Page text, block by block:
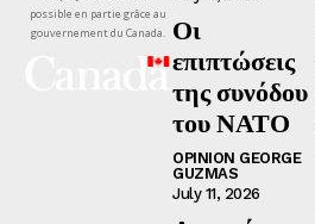
possible en partie grâce au
gouvernement du Canada. Οι
επιπτώσεις
της συνόδου
του ΝΑΤΟ
OPINION GEORGE
GUZMAS
July 11, 2026